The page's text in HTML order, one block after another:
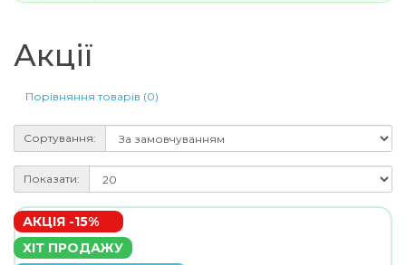
Акції
Порівняння товарів (0)
Сортування:
Показати:
АКЦІЯ -15%
ХІТ ПРОДАЖУ